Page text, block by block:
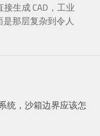
接生成 CAD，工业
那层复杂到令人
统，沙箱边界应该怎